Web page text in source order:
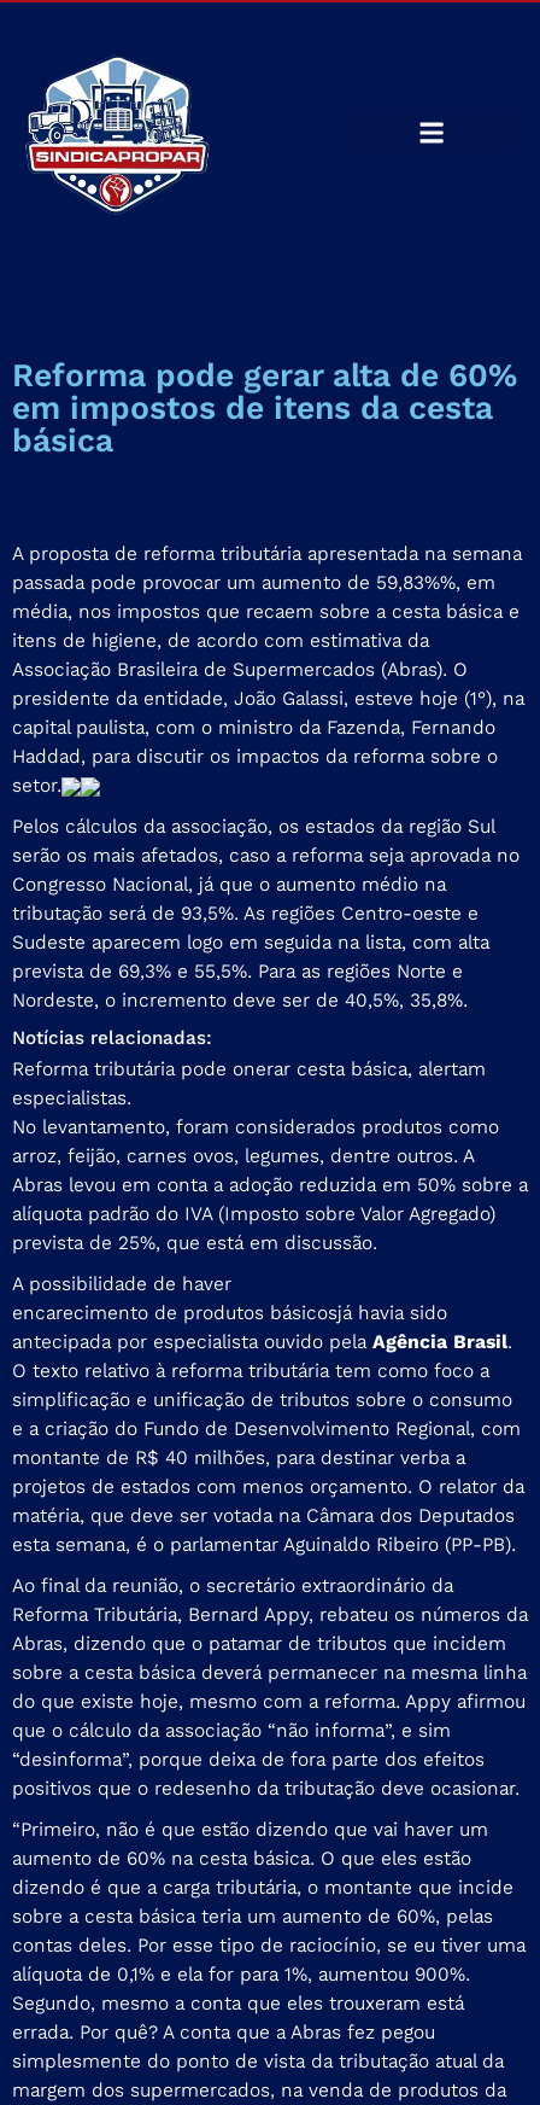
Reforma pode gerar alta de 60%
em impostos de itens da cesta
básica
A proposta de reforma tributária apresentada na semana
passada pode provocar um aumento de 59,83%%, em
média, nos impostos que recaem sobre a cesta básica e
itens de higiene, de acordo com estimativa da
Associação Brasileira de Supermercados (Abras). O
presidente da entidade, João Galassi, esteve hoje (1°), na
capital paulista, com o ministro da Fazenda, Fernando
Haddad, para discutir os impactos da reforma sobre o
setor.
Pelos cálculos da associação, os estados da região Sul
serão os mais afetados, caso a reforma seja aprovada no
Congresso Nacional, já que o aumento médio na
tributação será de 93,5%. As regiões Centro-oeste e
Sudeste aparecem logo em seguida na lista, com alta
prevista de 69,3% e 55,5%. Para as regiões Norte e
Nordeste, o incremento deve ser de 40,5%, 35,8%.
Notícias relacionadas:
Reforma tributária pode onerar cesta básica, alertam
especialistas.
No levantamento, foram considerados produtos como
arroz, feijão, carnes ovos, legumes, dentre outros. A
Abras levou em conta a adoção reduzida em 50% sobre a
alíquota padrão do IVA (Imposto sobre Valor Agregado)
prevista de 25%, que está em discussão.
A possibilidade de haver
encarecimento de produtos básicosjá havia sido
antecipada por especialista ouvido pela Agência Brasil.
O texto relativo à reforma tributária tem como foco a
simplificação e unificação de tributos sobre o consumo
e a criação do Fundo de Desenvolvimento Regional, com
montante de R$ 40 milhões, para destinar verba a
projetos de estados com menos orçamento. O relator da
matéria, que deve ser votada na Câmara dos Deputados
esta semana, é o parlamentar Aguinaldo Ribeiro (PP-PB).
Ao final da reunião, o secretário extraordinário da
Reforma Tributária, Bernard Appy, rebateu os números da
Abras, dizendo que o patamar de tributos que incidem
sobre a cesta básica deverá permanecer na mesma linha
do que existe hoje, mesmo com a reforma. Appy afirmou
que o cálculo da associação “não informa”, e sim
“desinforma”, porque deixa de fora parte dos efeitos
positivos que o redesenho da tributação deve ocasionar.
“Primeiro, não é que estão dizendo que vai haver um
aumento de 60% na cesta básica. O que eles estão
dizendo é que a carga tributária, o montante que incide
sobre a cesta básica teria um aumento de 60%, pelas
contas deles. Por esse tipo de raciocínio, se eu tiver uma
alíquota de 0,1% e ela for para 1%, aumentou 900%.
Segundo, mesmo a conta que eles trouxeram está
errada. Por quê? A conta que a Abras fez pegou
simplesmente do ponto de vista da tributação atual da
margem dos supermercados, na venda de produtos da